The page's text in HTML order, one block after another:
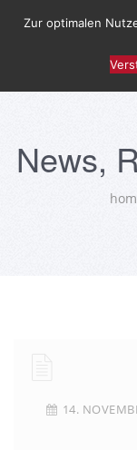
News,
14.
Zur optimalen